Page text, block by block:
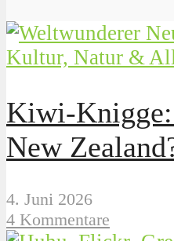
Kultur, Natur &
Kiwi-
New
4. Juni 2026
4 Kommentare